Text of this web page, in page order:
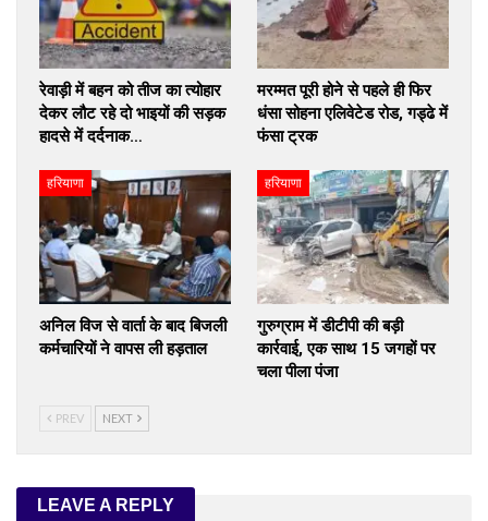
रेवाड़ी में बहन को तीज का त्योहार
देकर लौट रहे दो भाइयों की सड़क
हादसे में दर्दनाक…
मरम्मत पूरी होने से पहले ही फिर
धंसा सोहना एलिवेटेड रोड, गड्ढे में
फंसा ट्रक
हरियाणा
अनिल विज से वार्ता के बाद बिजली
कर्मचारियों ने वापस ली हड़ताल
हरियाणा
गुरुग्राम में डीटीपी की बड़ी
कार्रवाई, एक साथ 15 जगहों पर
चला पीला पंजा
PREV NEXT
LEAVE A REPLY